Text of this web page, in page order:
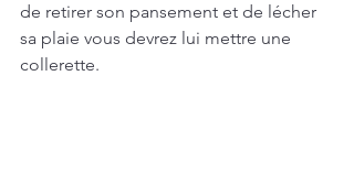
de retirer son pansement et de lécher
sa plaie vous devrez lui mettre une
collerette.